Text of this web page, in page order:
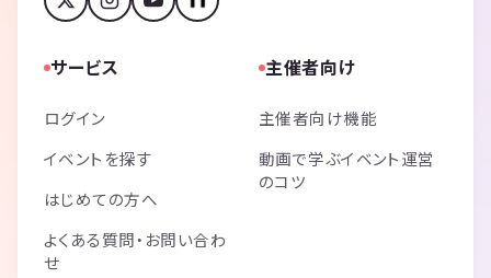
サービス
ログイン
イベントを探す
はじめての方へ
よくある質問・お問い合わ
せ
主催者向け
主催者向け機能
動画で学ぶイベント運営
のコツ